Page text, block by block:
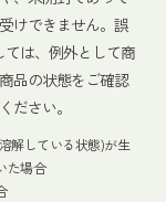
けできません。誤
は、例外として商
品の状態をご確認
ださい。
解している状態)が生
た場合